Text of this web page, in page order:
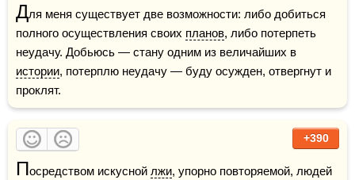
Для меня существует две возможности: либо добиться
полного осуществления своих планов, либо потерпеть
истории, потерплю неудачу — буду осужден, отвергнут и
проклят.
+390
Посредством искусной лжи, упорно повторяемой, людей